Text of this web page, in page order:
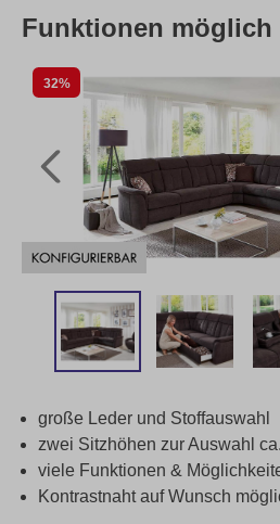
32%
Funktionen möglich
große Leder und Stoffauswahl
zwei Sitzhöhen zur Auswahl
viele Funktionen &
Kontrastnaht auf Wunsch